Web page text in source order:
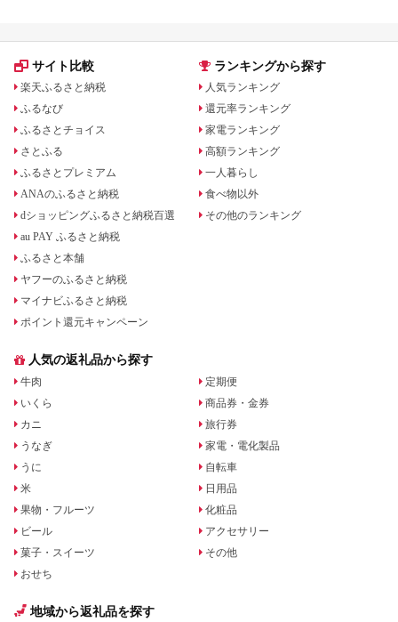
サイト比較
楽天ふるさと納税
ふるなび
ふるさとチョイス
さとふる
ふるさとプレミアム
ANAのふるさと納税
dショッピングふるさと納税百選
au PAY ふるさと納税
ふるさと本舗
ヤフーのふるさと納税
マイナビふるさと納税
ポイント還元キャンペーン
ランキングから探す
人気ランキング
還元率ランキング
家電ランキング
高額ランキング
一人暮らし
食べ物以外
その他のランキング
人気の返礼品から探す
牛肉
いくら
カニ
うなぎ
うに
米
果物・フルーツ
ビール
菓子・スイーツ
おせち
定期便
商品券・金券
旅行券
家電・電化製品
自転車
日用品
化粧品
アクセサリー
その他
地域から返礼品を探す